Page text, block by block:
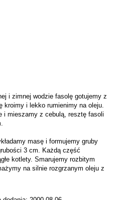
i zimnej wodzie fasolę gotujemy z
kroimy i lekko rumienimy na oleju.
i mieszamy z cebulą, resztę fasoli
masę i formujemy gruby
3 cm. Każdą część
kotlety. Smarujemy rozbitym
na silnie rozgrzanym oleju z